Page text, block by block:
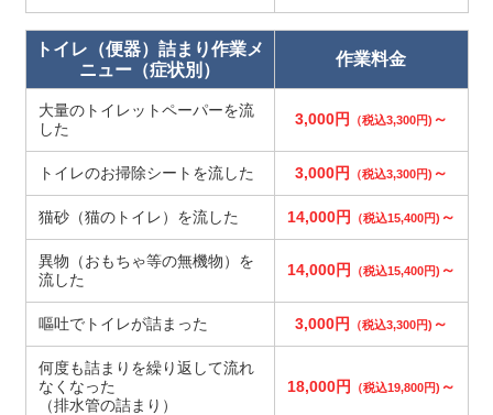
トイレ（便器）詰まり作業メ
ニュー（症状別）
作業料金
大量のトイレットペーパーを流
した
3,000円 （税込3,300円) ～
トイレのお掃除シートを流した 3,000円 （税込3,300円) ～
猫砂（猫のトイレ）を流した 14,000円 （税込15,400円) ～
異物（おもちゃ等の無機物）を
流した
14,000円 （税込15,400円) ～
嘔吐でトイレが詰まった 3,000円 （税込3,300円) ～
何度も詰まりを繰り返して流れ
なくなった
（排水管の詰まり）
18,000円 （税込19,800円) ～